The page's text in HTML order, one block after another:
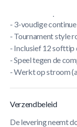
- 3-voudige
- Tournament style
- Inclusief 12 softtip
- Speel tegen de
- Werkt op stroom
Verzendbeleid
De levering neemt